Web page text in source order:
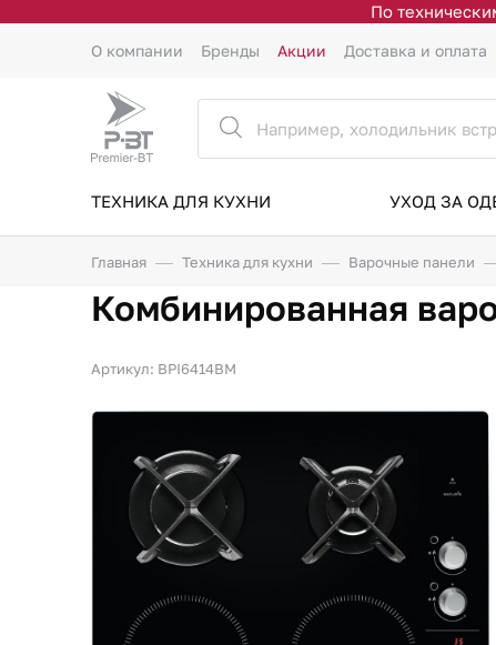
По
О компании Бренды Акции Доставка и оплата
ТЕХНИКА ДЛЯ КУХНИ УХОД ЗА
Главная Техника для кухни Варочные панели
Комбинированная
Артикул: BPI6414BM